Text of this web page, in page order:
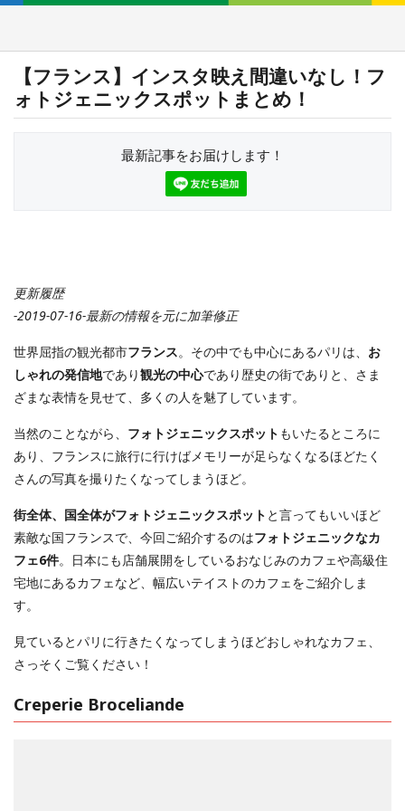
【フランス】インスタ映え間違いなし！フ
ォトジェニックスポットまとめ！
最新記事をお届けします！
更新履歴
-2019-07-16-最新の情報を元に加筆修正
世界屈指の観光都市フランス。その中でも中心にあるパリは、 お
しゃれの発信地であり観光の中心であり歴史の街でありと、さま
ざまな表情を見せて、多くの人を魅了しています。
当然のことながら、 フォトジェニックスポット もいたるところに
あり、フランスに旅行に行けばメモリーが足らなくなるほどたく
さんの写真を撮りたくなってしまうほど。
街全体、国全体がフォトジェニックスポット と言ってもいいほど
素敵な国フランスで、今回ご紹介するのはフォトジェニックなカ
フェ6件。日本にも店舗展開をしているおなじみのカフェや高級住
宅地にあるカフェなど、幅広いテイストのカフェをご紹介しま
す。
見ているとパリに行きたくなってしまうほどおしゃれなカフェ、
さっそくご覧ください！
Creperie Broceliande